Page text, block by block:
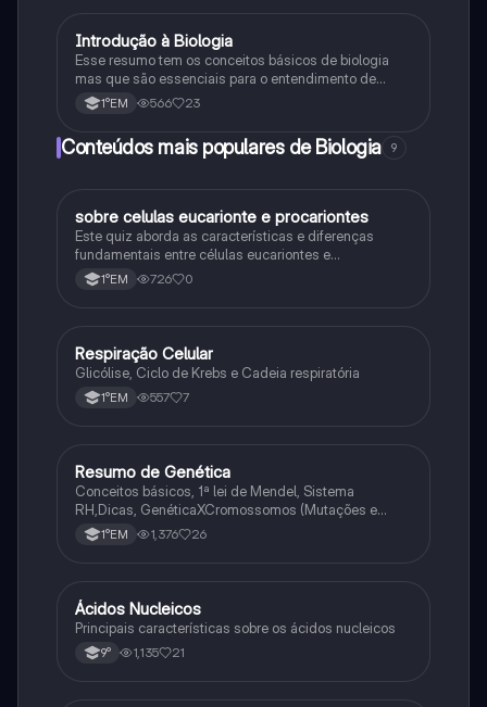
Biologia
Introdução à Biologia
Esse resumo tem os conceitos básicos de biologia
mas que são essenciais para o entendimento de
conteúdos mais complexos.
1°EM 566 23
Conteúdos mais populares de Biologia 9
Biologia
sobre celulas eucarionte e procariontes
Este quiz aborda as características e diferenças
fundamentais entre células eucariontes e
procariontes.
1°EM 726 0
Biologia
Respiração Celular
Glicólise, Ciclo de Krebs e Cadeia respiratória
1°EM 557 7
Biologia
Resumo de Genética
Conceitos básicos, 1ª lei de Mendel, Sistema
RH,Dicas, GenéticaXCromossomos (Mutações e
Variações Genéticas).
1°EM 1,376 26
Biologia
Ácidos Nucleicos
Principais características sobre os ácidos nucleicos
9° 1,135 21